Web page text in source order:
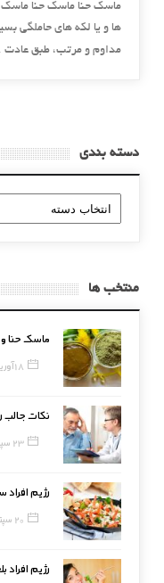
ماسک حنا ماسک حنا
ها و یا لکه های حاملگی
مداوم و مرتب، طبق
دسته بندی
دسته
بندی
منتخب ها
ماسک حنا
18 آوریل, 2018
نکات جالب
23 سپتامبر, 2017
رژیم
20 سپتامبر, 2017
رژیم افراد